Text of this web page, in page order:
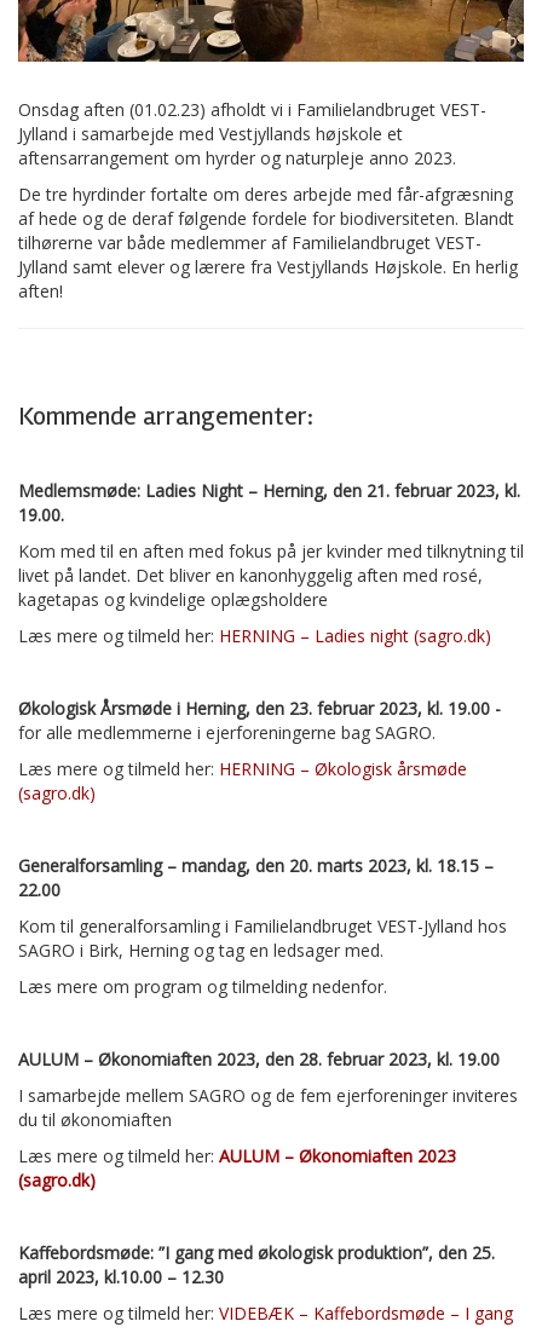
Onsdag aften (01.02.23) afholdt vi i Familielandbruget VEST-
Jylland i samarbejde med Vestjyllands højskole et
aftensarrangement om hyrder og naturpleje anno 2023.
De tre hyrdinder fortalte om deres arbejde med får-afgræsning
af hede og de deraf følgende fordele for biodiversiteten. Blandt
tilhørerne var både medlemmer af Familielandbruget VEST-
Jylland samt elever og lærere fra Vestjyllands Højskole. En herlig
aften!
Kommende arrangementer:
Medlemsmøde: Ladies Night – Herning, den 21. februar 2023, kl.
19.00.
Kom med til en aften med fokus på jer kvinder med tilknytning til
livet på landet. Det bliver en kanonhyggelig aften med rosé,
kagetapas og kvindelige oplægsholdere
Læs mere og tilmeld her: HERNING – Ladies night (sagro.dk)
Økologisk Årsmøde i Herning, den 23. februar 2023, kl. 19.00 -
for alle medlemmerne i ejerforeningerne bag SAGRO.
Læs mere og tilmeld her: HERNING – Økologisk årsmøde
(sagro.dk)
Generalforsamling – mandag, den 20. marts 2023, kl. 18.15 –
22.00
Kom til generalforsamling i Familielandbruget VEST-Jylland hos
SAGRO i Birk, Herning og tag en ledsager med.
Læs mere om program og tilmelding nedenfor.
AULUM – Økonomiaften 2023, den 28. februar 2023, kl. 19.00
I samarbejde mellem SAGRO og de fem ejerforeninger inviteres
du til økonomiaften
Læs mere og tilmeld her: AULUM – Økonomiaften 2023
(sagro.dk)
Kaffebordsmøde: ”I gang med økologisk produktion”, den 25.
april 2023, kl.10.00 – 12.30
Læs mere og tilmeld her: VIDEBÆK – Kaffebordsmøde – I gang